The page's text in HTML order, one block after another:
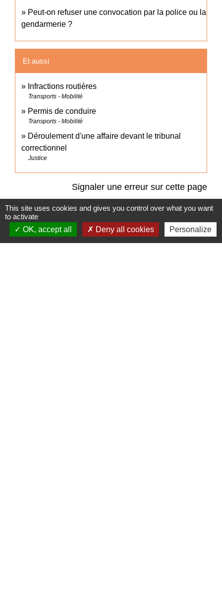
Peut-on refuser une convocation par la police ou la
gendarmerie ?
Et aussi
Infractions routières
Transports - Mobilité
Permis de conduire
Transports - Mobilité
Déroulement d'une affaire devant le tribunal
correctionnel
Justice
Signaler une erreur sur cette page
Accès directs
This site uses cookies and gives you control over what you want
to activate
OK, accept all
Deny all cookies Personalize